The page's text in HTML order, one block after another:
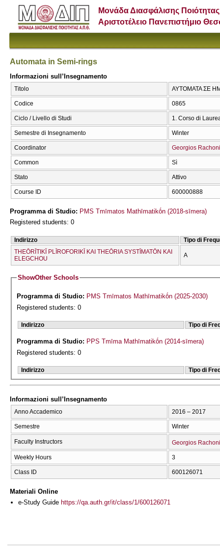
Μονάδα Διασφάλισης Ποιότητας
Αριστοτέλειο Πανεπιστήμιο
Automata in Semi-rings
Informazioni sull’Insegnamento
Titolo ΑΥΤΟΜΑΤΑ ΣΕ
Codice 0865
Ciclo / Livello di Studi 1. Corso di
Semestre di Insegnamento Winter
Coordinator Georgios
Common Sì
Stato Attivo
Course ID 600000888
Programma di Studio: PMS Tmīmatos Mathīmatikṓn (2018-sīmera)
Registered students: 0
Indirizzo
Tipo di
THEŌRĪTIKĪ PLĪROFORIKĪ KAI THEŌRIA SYSTĪMATŌN KAI
ELEGCΗOU
A
ShowOther Schools
Programma di Studio:
PMS Tmīmatos Mathīmatikṓn (2025-2030)
Registered students: 0
Indirizzo Tipo di
Programma di Studio: PPS Tmīma Mathīmatikṓn (2014-sīmera)
Registered students: 0
Indirizzo Tipo di
Informazioni sull’Insegnamento
Anno Accademico 2016 – 2017
Semestre Winter
Faculty Instructors Georgios
Weekly Hours 3
Class ID 600126071
Materiali Online
e-Study Guide https://qa.auth.gr/it/class/1/600126071